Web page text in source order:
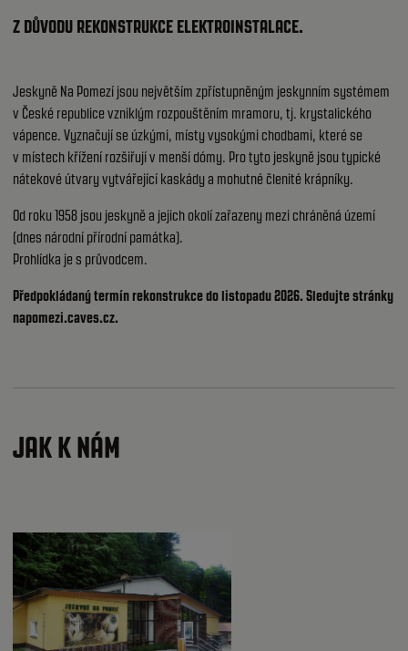
Z DŮVODU REKONSTRUKCE ELEKTROINSTALACE.
Jeskyně Na Pomezí jsou největším zpřístupněným jeskynním systémem
v České republice vzniklým rozpouštěním mramoru, tj. krystalického
vápence. Vyznačují se úzkými, místy vysokými chodbami, které se
v místech křížení rozšiřují v menší dómy. Pro tyto jeskyně jsou typické
nátekové útvary vytvářející kaskády a mohutné členité krápníky.
Od roku 1958 jsou jeskyně a jejich okolí zařazeny mezi chráněná území
(dnes národní přírodní památka).
Prohlídka je s průvodcem.
Předpokládaný termín rekonstrukce do listopadu 2026. Sledujte stránky
napomezi.caves.cz.
JAK K NÁM